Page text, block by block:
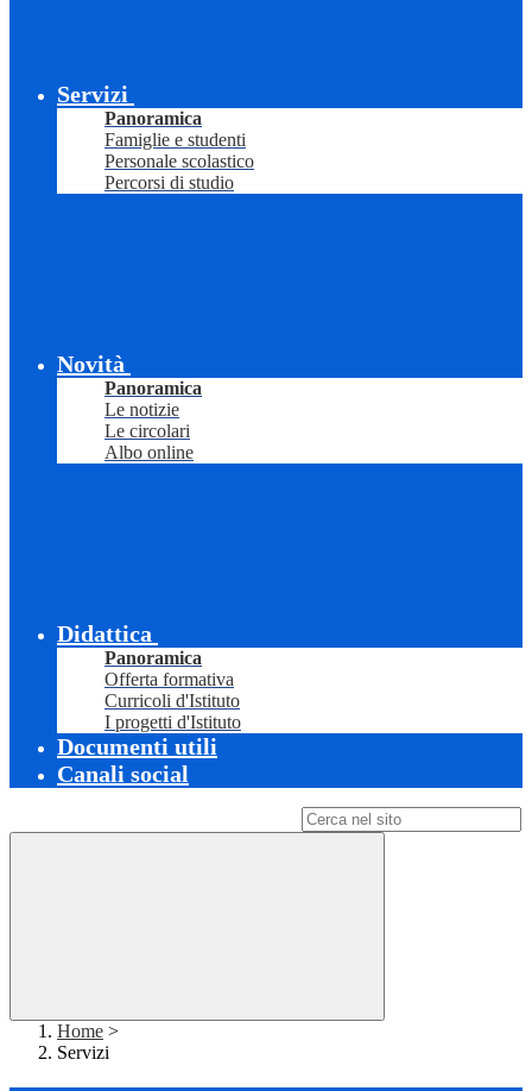
Servizi
Panoramica
Famiglie e studenti
Personale scolastico
Percorsi di studio
Novità
Panoramica
Le notizie
Le circolari
Albo online
Didattica
Panoramica
Offerta formativa
Curricoli d'Istituto
I progetti d'Istituto
Documenti utili
Canali social
Home >
Servizi